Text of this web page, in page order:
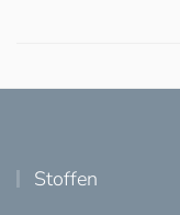
Stoffen